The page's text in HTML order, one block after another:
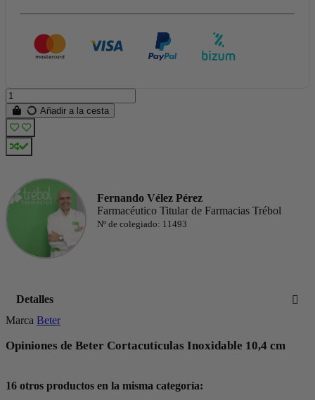
Añadir a la cesta
Fernando Vélez Pérez
Farmacéutico Titular de Farmacias Trébol
Nº de colegiado: 11493
Detalles
Marca Beter
Opiniones de Beter Cortacutículas Inoxidable 10,4 cm
16 otros productos en la misma categoría: